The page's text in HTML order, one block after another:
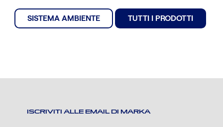
SISTEMA AMBIENTE TUTTI I PRODOTTI
ISCRIVITI ALLE EMAIL DI MARKA